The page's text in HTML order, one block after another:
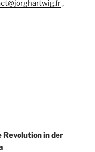
,
Revolution in der